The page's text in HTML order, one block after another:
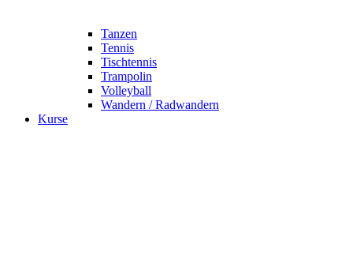
Tanzen
Tennis
Tischtennis
Trampolin
Volleyball
Wandern / Radwandern
Kurse